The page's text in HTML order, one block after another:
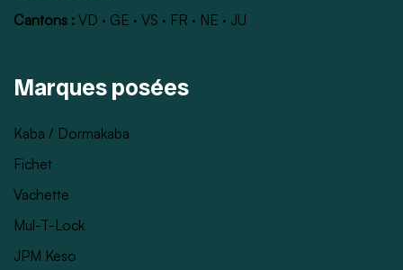
Cantons : VD · GE · VS · FR · NE · JU
Marques posées
Kaba / Dormakaba
Fichet
Vachette
Mul-T-Lock
JPM Keso